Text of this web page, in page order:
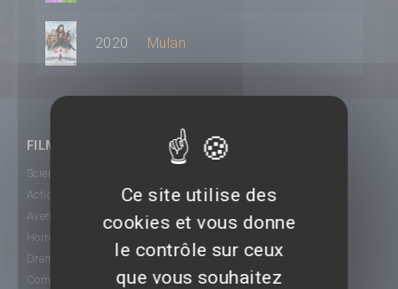
2020 Mulan
FILMS
Science-Fiction
Action
Aventure
Horreur
Drame
Comédie
Ce site utilise des
cookies et vous donne
le contrôle sur ceux
que vous souhaitez